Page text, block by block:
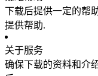
下载后提供一定的帮
提供帮助.
关于服务
确保下载的资料和介